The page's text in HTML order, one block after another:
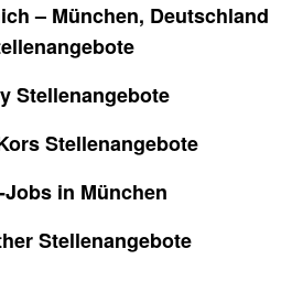
– München, Deutschland
Stellenangebote
Stellenangebote
Jobs in München
Stellenangebote